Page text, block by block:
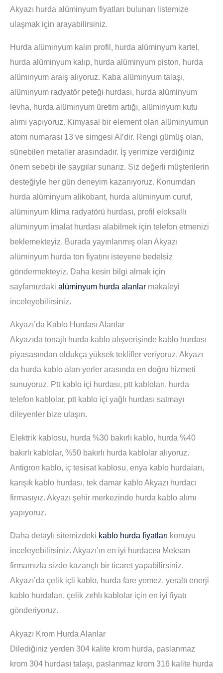
Akyazı hurda alüminyum fiyatları bulunan listemize
ulaşmak için arayabilirsiniz.
Hurda alüminyum kalın profil, hurda alüminyum kartel,
hurda alüminyum kalıp, hurda alüminyum piston, hurda
alüminyum araiş alıyoruz. Kaba alüminyum talaşı,
alüminyum radyatör peteği hurdası, hurda alüminyum
levha, hurda alüminyum üretim artığı, alüminyum kutu
alımı yapıyoruz. Kimyasal bir element olan alüminyumun
atom numarası 13 ve simgesi AI’dir. Rengi gümüş olan,
sünebilen metaller arasındadır. İş yerimize verdiğiniz
önem sebebi ile saygılar sunarız. Siz değerli müşterilerin
desteğiyle her gün deneyim kazanıyoruz. Konumdan
hurda alüminyum alikobant, hurda alüminyum curuf,
alüminyum klima radyatörü hurdası, profil eloksallı
alüminyum imalat hurdası alabilmek için telefon etmenizi
beklemekteyiz. Burada yayınlanmış olan Akyazı
alüminyum hurda ton fiyatını isteyene bedelsiz
göndermekteyiz. Daha kesin bilgi almak için
sayfamızdaki alüminyum hurda alanlar makaleyi
inceleyebilirsiniz.
Akyazı’da Kablo Hurdası Alanlar
Akyazıda tonajlı hurda kablo alışverişinde kablo hurdası
piyasasından oldukça yüksek teklifler veriyoruz. Akyazı
da hurda kablo alan yerler arasında en doğru hizmeti
sunuyoruz. Ptt kablo içi hurdası, ptt kabloları, hurda
telefon kablolar, ptt kablo içi yağlı hurdası satmayı
dileyenler bize ulaşın.
Elektrik kablosu, hurda %30 bakırlı kablo, hurda %40
bakırlı kablolar, %50 bakırlı hurda kablolar alıyoruz.
Antigron kablo, iç tesisat kablosu, enya kablo hurdaları,
karışık kablo hurdası, tek damar kablo Akyazı hurdacı
firmasıyız. Akyazı şehir merkezinde hurda kablo alımı
yapıyoruz.
Daha detaylı sitemizdeki kablo hurda fiyatları konuyu
inceleyebilirsiniz. Akyazı’ın en iyi hurdacısı Meksan
firmamızla sizde kazançlı bir ticaret yapabilirsiniz.
Akyazı’da çelik içli kablo, hurda fare yemez, yeraltı enerji
kablo hurdaları, çelik zırhlı kablolar için en iyi fiyatı
gönderiyoruz.
Akyazı Krom Hurda Alanlar
Dilediğiniz yerden 304 kalite krom hurda, paslanmaz
krom 304 hurdası talaşı, paslanmaz krom 316 kalite hurda